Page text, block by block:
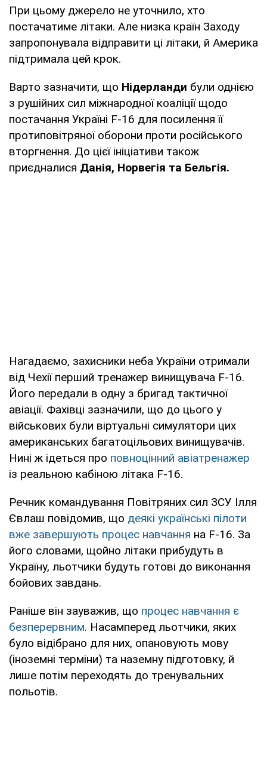
При цьому джерело не уточнило, хто
постачатиме літаки. Але низка країн Заходу
запропонувала відправити ці літаки, й Америка
підтримала цей крок.
Варто зазначити, що Нідерланди були однією
з рушійних сил міжнародної коаліції щодо
постачання Україні F-16 для посилення її
протиповітряної оборони проти російського
вторгнення. До цієї ініціативи також
приєдналися Данія, Норвегія та Бельгія.
Нагадаємо, захисники неба України отримали
від Чехії перший тренажер винищувача F-16.
Його передали в одну з бригад тактичної
авіації. Фахівці зазначили, що до цього у
військових були віртуальні симулятори цих
американських багатоцільових винищувачів.
Нині ж ідеться про повноцінний авіатренажер
із реальною кабіною літака F-16.
Речник командування Повітряних сил ЗСУ Ілля
Євлаш повідомив, що деякі українські пілоти
вже завершують процес навчання на F-16. За
його словами, щойно літаки прибудуть в
Україну, льотчики будуть готові до виконання
бойових завдань.
Раніше він зауважив, що процес навчання є
безперервним. Насамперед льотчики, яких
було відібрано для них, опановують мову
(іноземні терміни) та наземну підготовку, й
лише потім переходять до тренувальних
польотів.